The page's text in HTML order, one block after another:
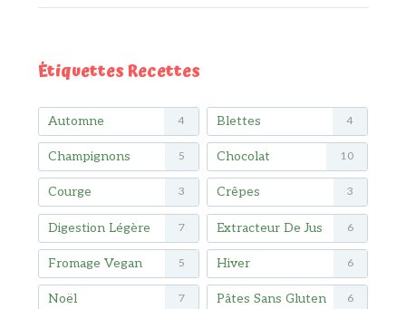
Étiquettes Recettes
Automne 4 Blettes 4
Champignons 5 Chocolat 10
Courge 3 Crêpes 3
Digestion Légère 7 Extracteur De Jus 6
Fromage Vegan 5 Hiver 6
Noël 7 Pâtes Sans Gluten 6